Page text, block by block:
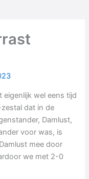
wel eens tijd
dat in de
Damlust,
voor was, is
mee door
we met 2-0